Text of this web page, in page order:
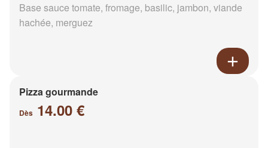
Base sauce tomate, fromage, basilic, jambon, viande
hachée, merguez
Pizza gourmande
Dès 14.00 €